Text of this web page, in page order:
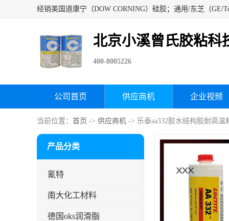
北京小溪曾氏胶粘科
400-8005226
公司首页 供应商机 企业视频
当前位置： 首页 -> 供应商机 -> 乐泰aa332胶水结构胶耐高
产品分类
氰特
南大化工材料
德国oks润滑脂